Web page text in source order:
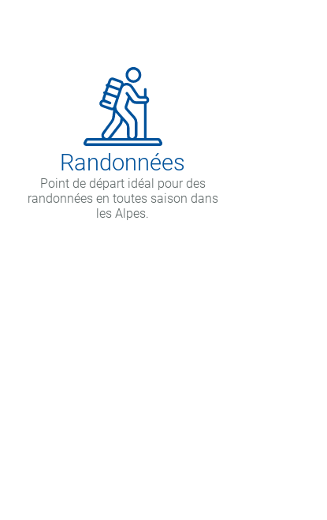
Randonnées
Point de départ idéal pour des
randonnées en toutes saison dans
les Alpes.